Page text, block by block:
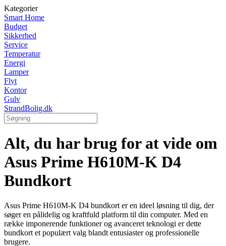
Kategorier
Smart Home
Budget
Sikkerhed
Service
Temperatur
Energi
Lamper
Flyt
Kontor
Gulv
StrandBolig.dk
Alt, du har brug for at vide om
Asus Prime H610M-K D4
Bundkort
Asus Prime H610M-K D4 bundkort er en ideel løsning til dig, der
søger en pålidelig og kraftfuld platform til din computer. Med en
række imponerende funktioner og avanceret teknologi er dette
bundkort et populært valg blandt entusiaster og professionelle
brugere.